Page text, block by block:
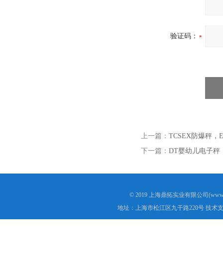
验证码：
上一篇： TCSEX防爆秤，
下一篇： DT婴幼儿电子秤
© 2019 上海鼎拓实业有限公司
地址：上海市松江区九干路220号 技术